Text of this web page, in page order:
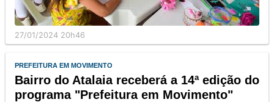
27/01/2024 20h46
PREFEITURA EM MOVIMENTO
Bairro do Atalaia receberá a 14ª edição do
programa "Prefeitura em Movimento"